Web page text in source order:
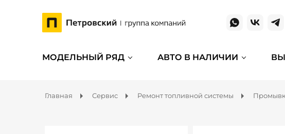
МОДЕЛЬНЫЙ РЯД АВТО В НАЛИЧИИ
Главная Сервис Ремонт топливной системы